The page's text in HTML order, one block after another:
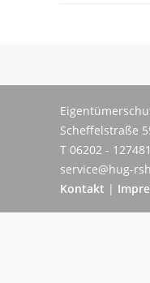
Scheffelstraße
T 06202 -
service@hug-
Kontakt |